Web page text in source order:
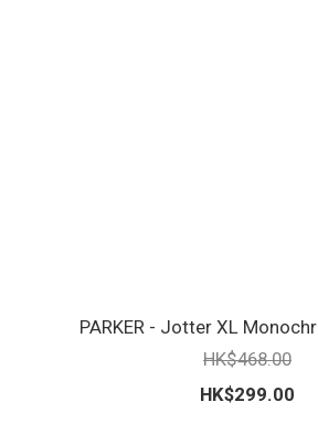
PARKER - Jotter XL
HK$468.00
HK$299.00